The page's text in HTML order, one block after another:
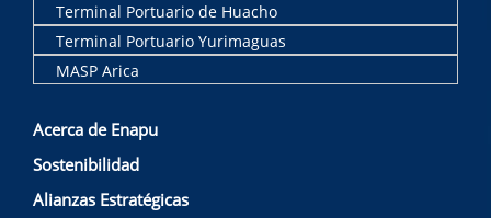
Terminal Portuario de Huacho
Terminal Portuario Yurimaguas
MASP Arica
Acerca de Enapu
Sostenibilidad
Alianzas Estratégicas